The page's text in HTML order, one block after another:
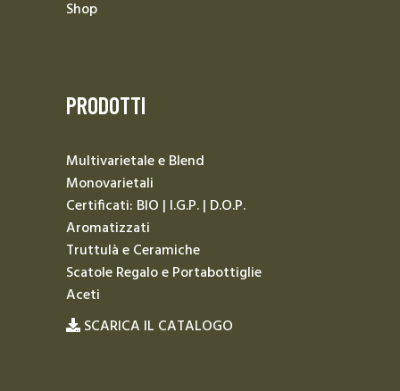
Shop
PRODOTTI
Multivarietale e Blend
Monovarietali
Certificati: BIO | I.G.P. | D.O.P.
Aromatizzati
Truttulà e Ceramiche
Scatole Regalo e Portabottiglie
Aceti
SCARICA IL CATALOGO